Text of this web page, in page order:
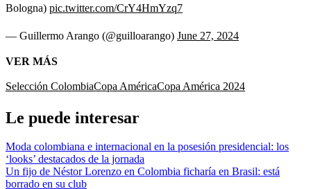
Bologna) pic.twitter.com/CrY4HmYzq7
— Guillermo Arango (@guilloarango) June 27, 2024
VER MÁS
Selección ColombiaCopa AméricaCopa América 2024
Le puede interesar
Moda colombiana e internacional en la posesión presidencial: los
‘looks’ destacados de la jornada
Un fijo de Néstor Lorenzo en Colombia ficharía en Brasil: está
borrado en su club